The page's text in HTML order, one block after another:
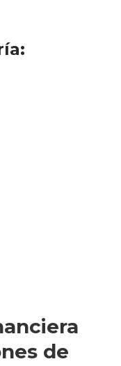
de